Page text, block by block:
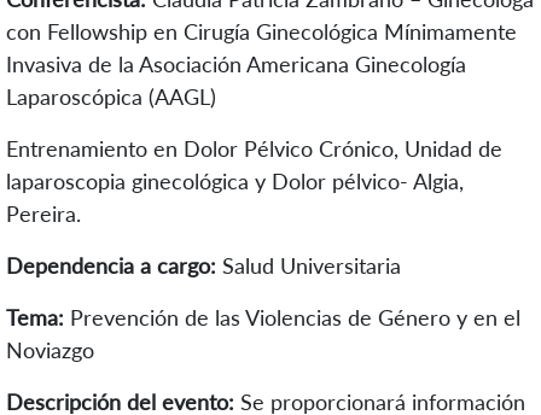
con Fellowship en Cirugía Ginecológica Mínimamente
Invasiva de la Asociación Americana Ginecología
Laparoscópica (AAGL)
Entrenamiento en Dolor Pélvico Crónico, Unidad de
laparoscopia ginecológica y Dolor pélvico- Algia,
Pereira.
Dependencia a cargo: Salud Universitaria
Tema: Prevención de las Violencias de Género y en el
Noviazgo
Descripción del evento: Se proporcionará información